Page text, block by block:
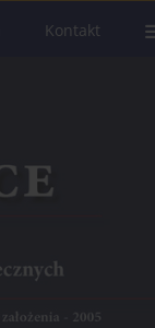
Kontakt